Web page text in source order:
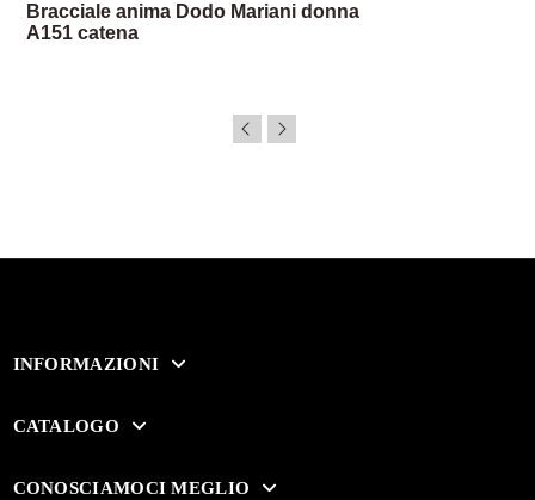
Bracciale anima Dodo Mariani donna
A151 catena
INFORMAZIONI
CATALOGO
CONOSCIAMOCI MEGLIO